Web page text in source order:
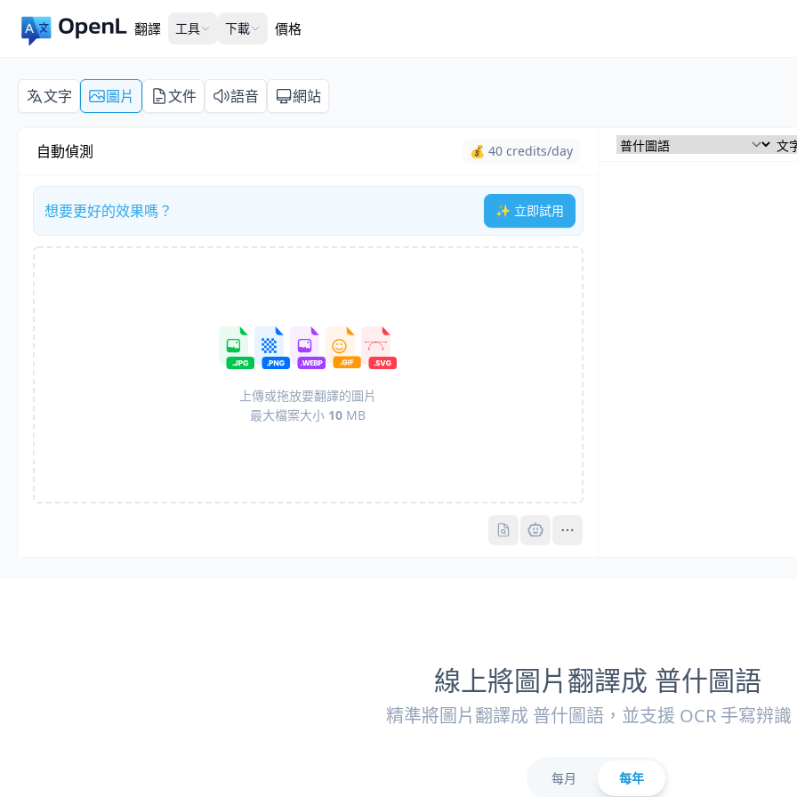
翻譯 工具 下載 價格
文字 圖片 文件 語音 網站
自動偵測 💰 40 credits/day
想要更好的效果嗎？ ✨ 立即試用
上傳或拖放要翻譯的圖片
最大檔案大小 10 MB
Pro
線上將圖片翻譯成 普什圖語
精準將圖片翻譯成 普什圖語，並支援 OCR 手寫辨識
每月 每年